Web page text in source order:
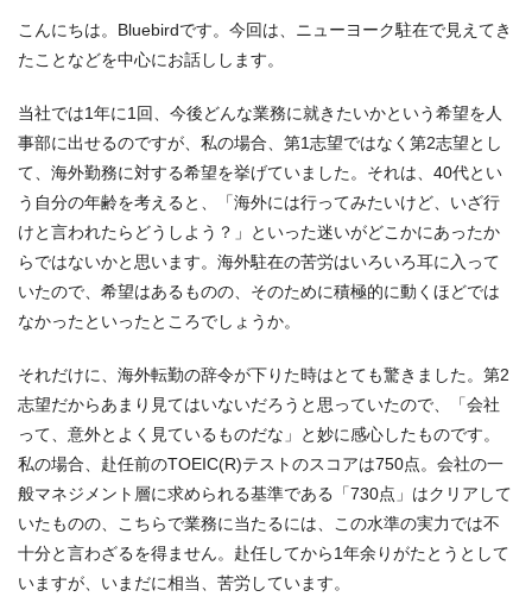
こんにちは。Bluebirdです。今回は、ニューヨーク駐在で見えてき
たことなどを中心にお話しします。
当社では1年に1回、今後どんな業務に就きたいかという希望を人
事部に出せるのですが、私の場合、第1志望ではなく第2志望とし
て、海外勤務に対する希望を挙げていました。それは、40代とい
う自分の年齢を考えると、「海外には行ってみたいけど、いざ行
けと言われたらどうしよう？」といった迷いがどこかにあったか
らではないかと思います。海外駐在の苦労はいろいろ耳に入って
いたので、希望はあるものの、そのために積極的に動くほどでは
なかったといったところでしょうか。
それだけに、海外転勤の辞令が下りた時はとても驚きました。第2
志望だからあまり見てはいないだろうと思っていたので、「会社
って、意外とよく見ているものだな」と妙に感心したものです。
私の場合、赴任前のTOEIC(R)テストのスコアは750点。会社の一
般マネジメント層に求められる基準である「730点」はクリアして
いたものの、こちらで業務に当たるには、この水準の実力では不
十分と言わざるを得ません。赴任してから1年余りがたとうとして
いますが、いまだに相当、苦労しています。